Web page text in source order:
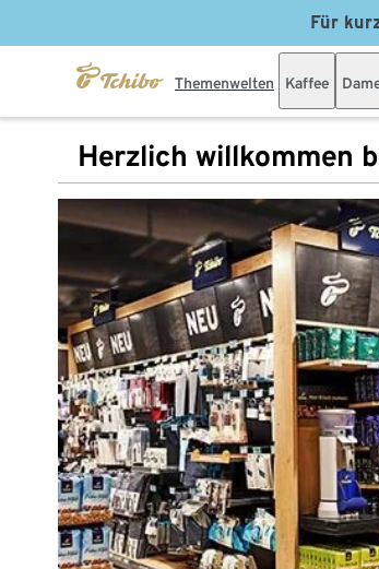
Für
Themenwelten Kaffee
Herzlich willkommen